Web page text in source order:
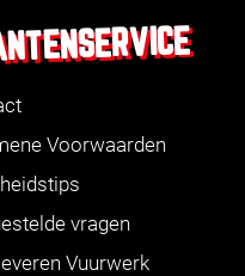
Voorwaarden
vragen
Vuurwerk